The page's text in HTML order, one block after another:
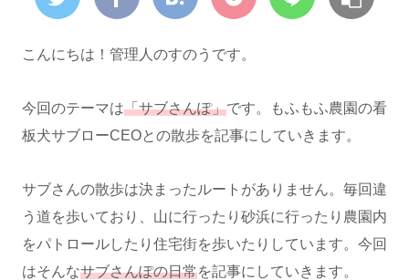
こんにちは！管理人のすのうです。
今回のテーマは「サブさんぽ」です。もふもふ農園の看
板犬サブローCEOとの散歩を記事にしていきます。
サブさんの散歩は決まったルートがありません。毎回違
う道を歩いており、山に行ったり砂浜に行ったり農園内
をパトロールしたり住宅街を歩いたりしています。今回
はそんなサブさんぽの日常を記事にしていきます。